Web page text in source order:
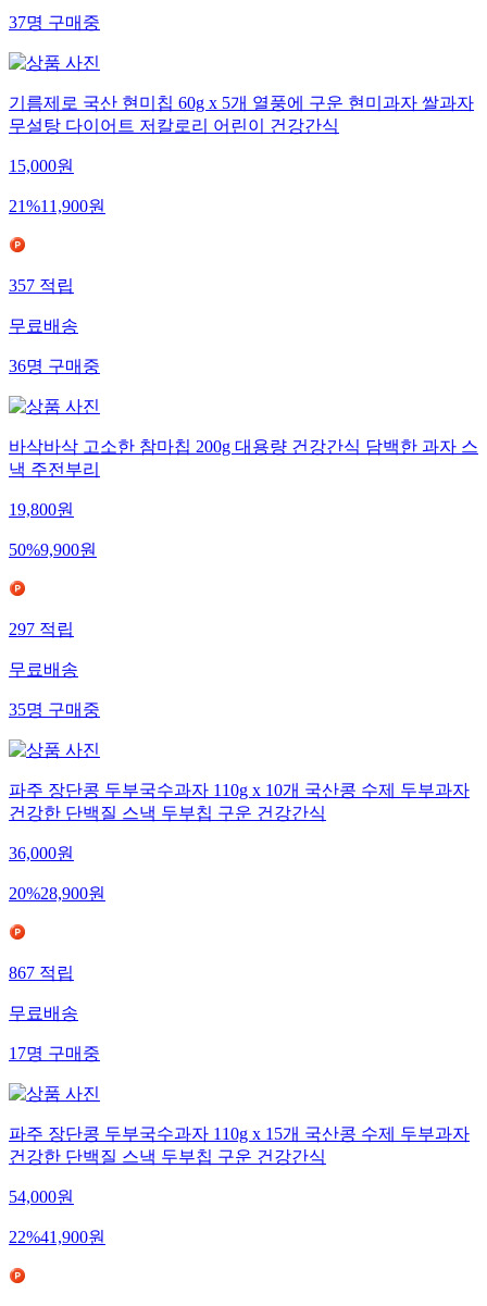
37명구매중
기름제로 국산 현미칩 60g x 5개 열풍에 구운 현미과자 쌀과자
무설탕 다이어트 저칼로리 어린이 건강간식
15,000원
21%11,900원
357적립
무료배송
36명구매중
바삭바삭 고소한 참마칩 200g 대용량 건강간식 담백한 과자 스
낵 주전부리
19,800원
50%9,900원
297적립
무료배송
35명구매중
파주 장단콩 두부국수과자 110g x 10개 국산콩 수제 두부과자
건강한 단백질 스낵 두부칩 구운 건강간식
36,000원
20%28,900원
867적립
무료배송
17명구매중
파주 장단콩 두부국수과자 110g x 15개 국산콩 수제 두부과자
건강한 단백질 스낵 두부칩 구운 건강간식
54,000원
22%41,900원